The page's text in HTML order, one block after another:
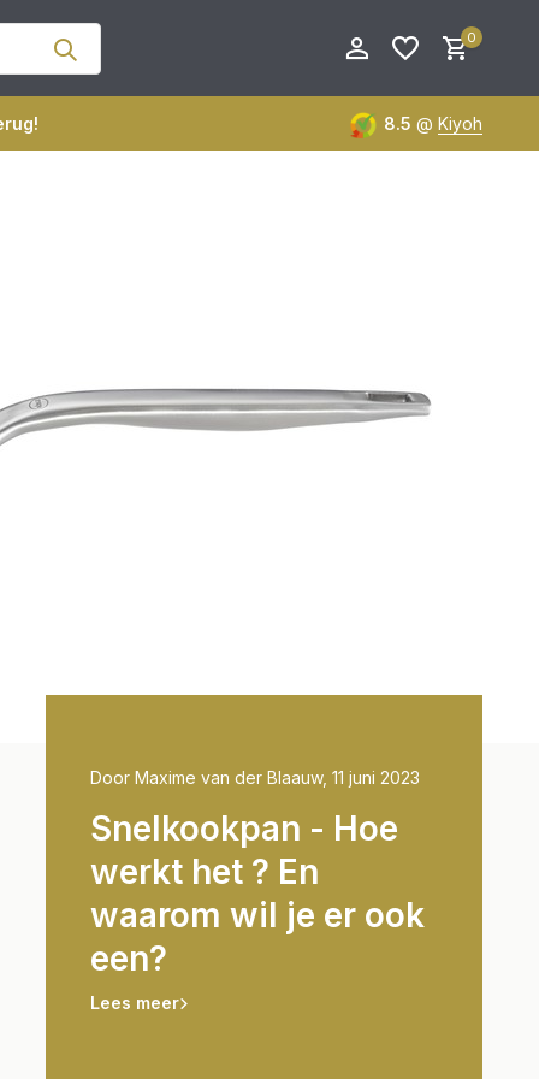
0
8.5 @ Kiyoh
je
Door Maxime van der Blaauw, 11 juni 2023
Snelkookpan - Hoe
werkt het ? En
waarom wil je er ook
een?
Lees meer